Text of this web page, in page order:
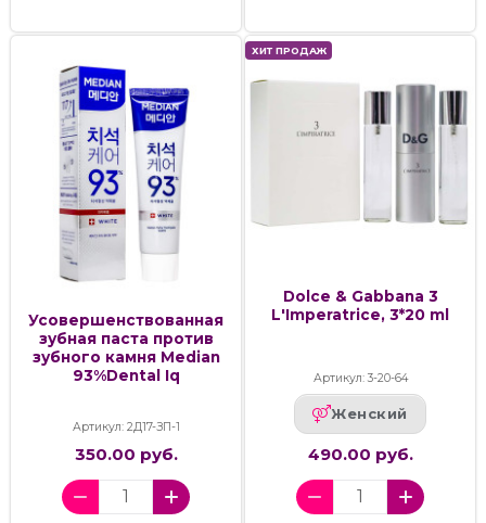
Усовершенствованная
зубная паста против
зубного камня Median
93%Dental Iq
Артикул: 2Д17-ЗП-1
350.00 руб.
ХИТ ПРОДАЖ
Dolce & Gabbana 3
L'Imperatrice, 3*20 ml
Артикул: 3-20-64
Женский
490.00 руб.